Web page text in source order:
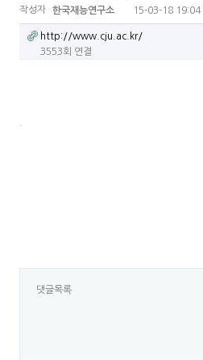
작성자 한국재능연구소 15-03-18 19:04
http://www.cju.ac.kr/
3553회 연결
댓글목록